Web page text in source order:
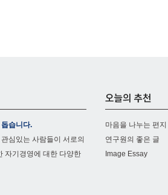
습니다.
심있는 사람들이 서로의
자기경영에 대한 다양한
마음을 나누는 편지
연구원의 좋은 글
Image Essay